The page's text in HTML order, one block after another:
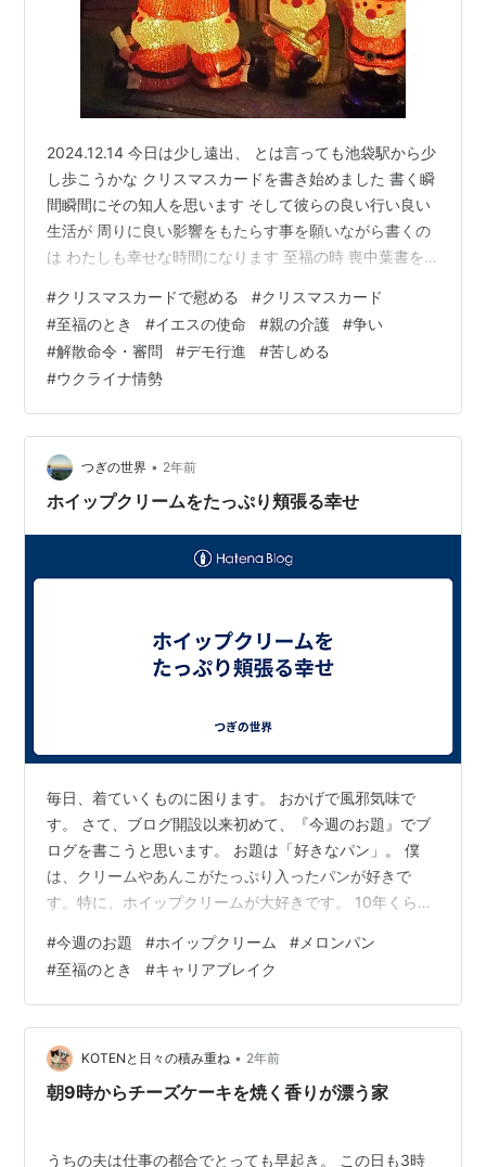
2024.12.14 今日は少し遠出、 とは言っても池袋駅から少
し歩こうかな クリスマスカードを書き始めました 書く瞬
間瞬間にその知人を思います そして彼らの良い行い良い
生活が 周りに良い影響をもたらす事を願いながら書くの
は わたしも幸せな時間になります 至福の時 喪中葉書を
の世で苦しむ人、悲しむ人、絶望の人、 困難の中にいる
人に 新たな命を与えるために来られたイエスの お祝いだ
から 「イエスの慰めがあるように」という 言葉がけがで
きます わたしはわたしが一番大変だった時にこそ わたし
の方から出しました 親の最後の病気の介護とそれをめぐ
るイ…
#クリスマスカードで慰める #クリスマスカード
#至福のとき #イエスの使命 #親の介護 #争い
#解散命令・審問 #デモ行進 #苦しめる
#ウクライナ情勢
つぎの世界 • 2年前
ホイップクリームをたっぷり頬張る幸せ
毎日、着ていくものに困ります。 おかげで風邪気味で
す。 さて、ブログ開設以来初めて、『今週のお題』でブ
ログを書こうと思います。 お題は「好きなパン」。 僕
は、クリームやあんこがたっぷり入ったパンが好きで
す。特に、ホイップクリームが大好きです。 10年くらい
に立ち寄り、その当時販売されていた『ホイップメロン
パン』を買って、駅まで食べ歩くということを毎日のよ
うにやってました。いい大人がみっともないですね…。
でも、たっぷりのホイップクリームを頬張るのは至福の
ときでした。物価高の今では考えられないくらい、ほん
とにパンパンにホイップクリームが詰められて…
#今週のお題 #ホイップクリーム # メロンパン
#至福のとき #キャリアブレイク
KOTENと日々の積み重ね • 2年前
朝9時からチーズケーキを焼く香りが漂う家